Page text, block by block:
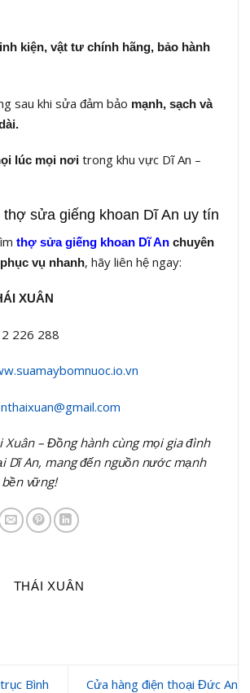
kiện, vật tư chính hãng, bảo hành
sau khi sửa đảm bảo mạnh, sạch và
lúc mọi nơi trong khu vực Dĩ An –
thợ sửa giếng khoan Dĩ An uy tín
thợ sửa giếng khoan Dĩ Anchuyên
vụ nhanh, hãy liên hệ ngay:
XUÂN
226 288
Xuân – Đồng hành cùng mọi gia đình
Dĩ An, mang đến nguồn nước mạnh
vững!
THÁI XUÂN
Bình
Cửa hàng điện thoại Đức An